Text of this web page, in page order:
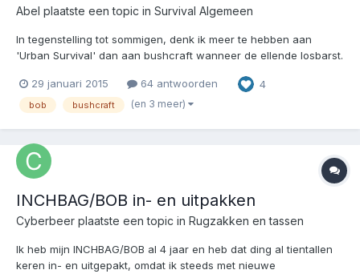
Abel plaatste een topic in Survival Algemeen
In tegenstelling tot sommigen, denk ik meer te hebben aan
'Urban Survival' dan aan bushcraft wanneer de ellende losbarst.
omgeving zoals Duitsland) en het ruime aanbod van ongebruikte
panden bij SHTF. Denk aan kantoorpanden, winkels, fabriek...
29 januari 2015 64 antwoorden 4
bob bushcraft (en 3 meer)
INCHBAG/BOB in- en uitpakken
Cyberbeer plaatste een topic in Rugzakken en tassen
Ik heb mijn INCHBAG/BOB al 4 jaar en heb dat ding al tientallen
keren in- en uitgepakt, omdat ik steeds met nieuwe